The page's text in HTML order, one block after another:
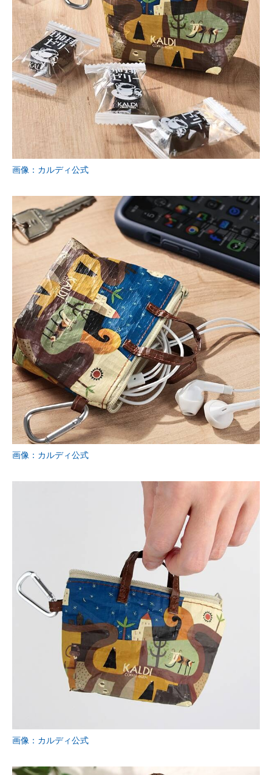
画像：カルディ公式
画像：カルディ公式
画像：カルディ公式